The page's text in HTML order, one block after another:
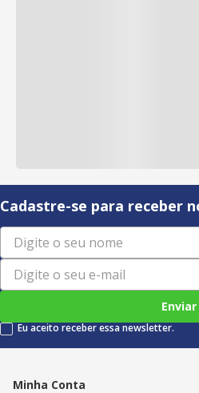
Cadastre-se para receber
Enviar
Eu aceito receber essa newsletter.
Minha Conta